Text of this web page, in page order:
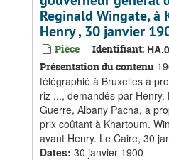
Reginald Wingate, à
Henry , 30 janvier
Pièce Identifiant:
Présentation du contenu
télégraphié à Bruxelles à
riz ..., demandés par
Guerre, Albany Pacha, a
prix coûtant à Khartoum.
avant Henry. Le Caire, 30
Dates: 30 janvier 1900